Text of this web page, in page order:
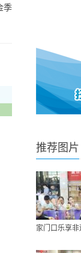
季
推荐图片
家门口乐享非